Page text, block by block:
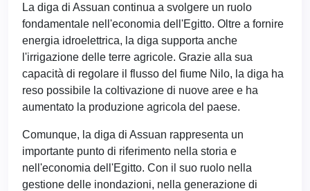
La diga di Assuan continua a svolgere un ruolo
fondamentale nell'economia dell'Egitto. Oltre a fornire
energia idroelettrica, la diga supporta anche
l'irrigazione delle terre agricole. Grazie alla sua
capacità di regolare il flusso del fiume Nilo, la diga ha
reso possibile la coltivazione di nuove aree e ha
aumentato la produzione agricola del paese.
Comunque, la diga di Assuan rappresenta un
importante punto di riferimento nella storia e
nell'economia dell'Egitto. Con il suo ruolo nella
gestione delle inondazioni, nella generazione di